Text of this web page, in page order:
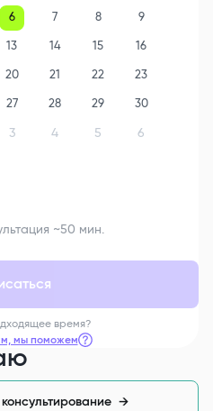
6 7 8 9
13 14 15 16
20 21 22 23
27 28 29 30
3 4 5 6
~50 мин.
время?
мы поможем
→